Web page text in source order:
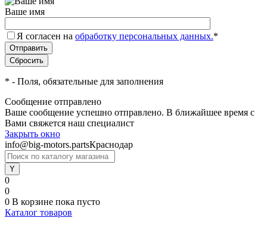
Ваше имя
Я согласен на обработку персональных данных.*
* - Поля, обязательные для заполнения
Сообщение отправлено
Ваше сообщение успешно отправлено. В ближайшее время с
Вами свяжется наш специалист
Закрыть окно
info@big-motors.partsКраснодар
0
0
0 В корзине пока пусто
Каталог товаров